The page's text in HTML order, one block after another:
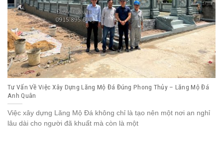
Tư Vấn Về Việc Xây Dựng Lăng Mộ Đá Đúng Phong Thủy – Lăng Mộ Đá
Anh Quân
Việc xây dựng Lăng Mộ Đá không chỉ là tạo nên một nơi an nghỉ
lâu dài cho người đã khuất mà còn là một